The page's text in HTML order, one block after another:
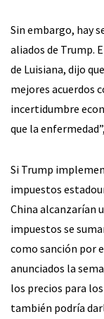
Sin embargo, hay
aliados de Trump.
de Luisiana, dijo
mejores acuerdos
incertidumbre
que la
Si Trump
impuestos
China alcanzarían
impuestos se
como sanción por
anunciados la
los precios para
también podría